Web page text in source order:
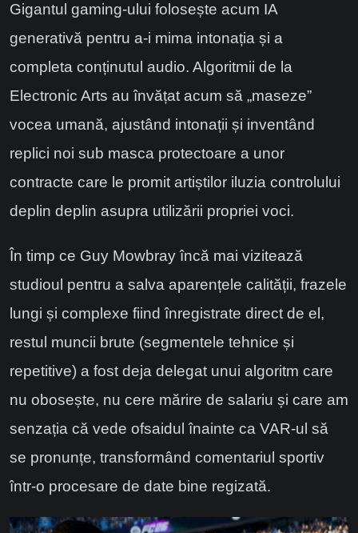
Gigantul gaming-ului folosește acum IA
generativă pentru a-i mima intonația și a
completa conținutul audio. Algoritmii de la
Electronic Arts au învățat acum să „maseze”
vocea umană, ajustând intonații și inventând
replici noi sub masca protectoare a unor
contracte care le promit artiștilor iluzia controlului
deplin deplin asupra utilizării propriei voci.
În timp ce Guy Mowbray încă mai vizitează
studioul pentru a salva aparențele calității, frazele
lungi și complexe fiind înregistrate direct de el,
restul muncii brute (segmentele tehnice și
repetitive) a fost deja delegat unui algoritm care
nu obosește, nu cere mărire de salariu și care am
senzația că vede ofsaidul înainte ca VAR-ul să
se pronunțe, transformând comentariul sportiv
într-o procesare de date bine regizată.